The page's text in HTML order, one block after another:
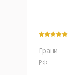
Грани
РФ